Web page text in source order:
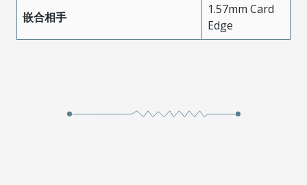
嵌合相手
1.57mm Card
Edge